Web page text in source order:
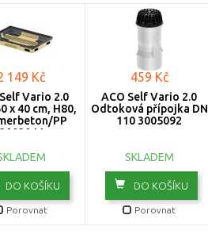
149 Kč
Vario 2.0
x 40 cm, H80,
PP
3003044
DO KOŠÍKU
Porovnat
459 Kč
ACO Self Vario 2.0
Odtoková přípojka DN
110 3005092
SKLADEM
DO KOŠÍKU
Porovnat